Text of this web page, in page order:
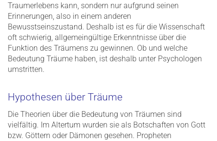
Traumerlebens kann, sondern nur aufgrund seinen
Erinnerungen, also in einem anderen
Bewusstseinszustand. Deshalb ist es für die Wissenschaft
oft schwierig, allgemeingültige Erkenntnisse über die
Funktion des Träumens zu gewinnen. Ob und welche
Bedeutung Träume haben, ist deshalb unter Psychologen
umstritten.
Hypothesen über Träume
Die Theorien über die Bedeutung von Träumen sind
vielfältig. Im Altertum wurden sie als Botschaften von Gott
bzw. Göttern oder Dämonen gesehen. Propheten